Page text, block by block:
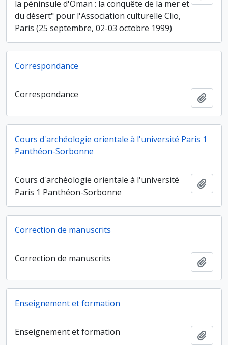
la péninsule d'Oman : la conquête de la mer et
du désert" pour l'Association culturelle Clio,
Paris (25 septembre, 02-03 octobre 1999)
Correspondance
Correspondance
Cours d'archéologie orientale à l'université Paris 1
Panthéon-Sorbonne
Cours d'archéologie orientale à l'université
Paris 1 Panthéon-Sorbonne
Correction de manuscrits
Correction de manuscrits
Enseignement et formation
Enseignement et formation